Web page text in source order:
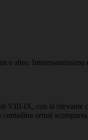
e altro.
VIII-IX, con la rilevante
ormai